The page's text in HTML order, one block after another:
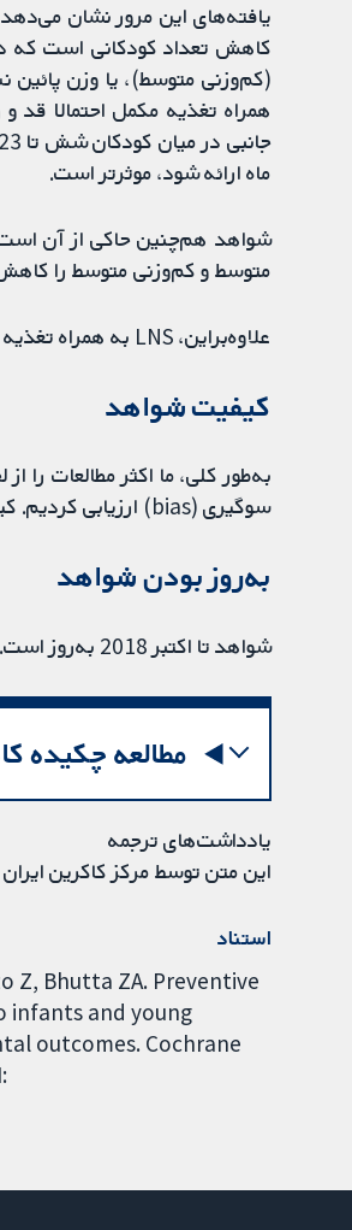
کاهش تعداد کودکانی است که
همراه تغذیه مکمل احتمالا
ماه ارائه شود، موثرتر است.
متوسط و کم‌وزنی متوسط را
علاوه‌براین، LNS به همراه تغذیه مکمل، احتمالا در کاهش کم‌وزنی متوسط و بهبود قد و وزن موثرتر ازMNP است.
کیفیت شواهد
به‌طور کلی، ما اکثر مطالعات
سوگیری (bias) ارزیابی کردیم. کیفیت شواهد مربوط به اکثر پیامدها را پائین یا متوسط رتبه‌بندی کردیم.
به‌روز بودن شواهد
شواهد تا اکتبر 2018 به‌روز است.
مطالعه چکیده
یادداشت‌های ترجمه
این متن توسط مرکز کاکرین
استناد
Z, Bhutta ZA. Preventive
infants and young
outcomes. Cochrane